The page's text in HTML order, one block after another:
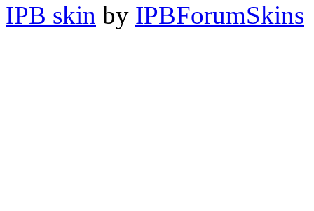
IPB skin by IPBForumSkins